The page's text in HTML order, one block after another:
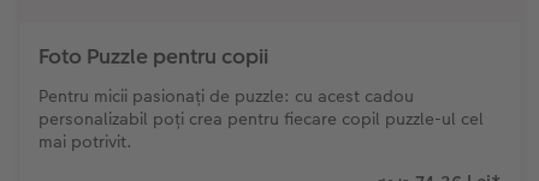
Foto Puzzle pentru copii
Pentru micii pasionați de puzzle: cu acest cadou
personalizabil poți crea pentru fiecare copil puzzle-ul cel
mai potrivit.